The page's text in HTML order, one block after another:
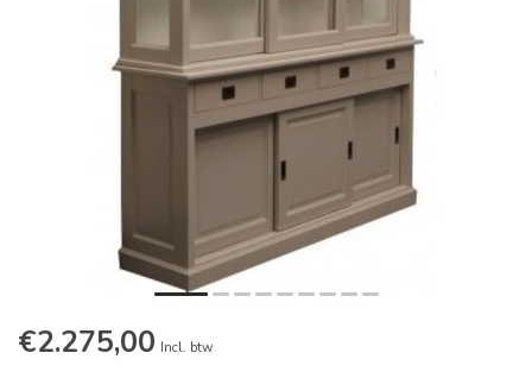
€2.275,00 Incl. btw